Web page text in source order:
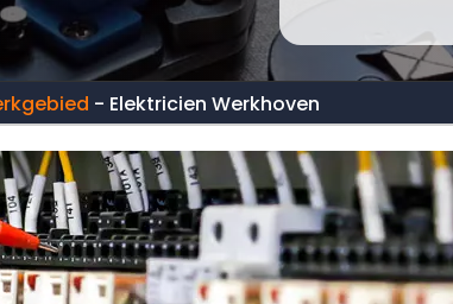
- Elektricien Werkhoven